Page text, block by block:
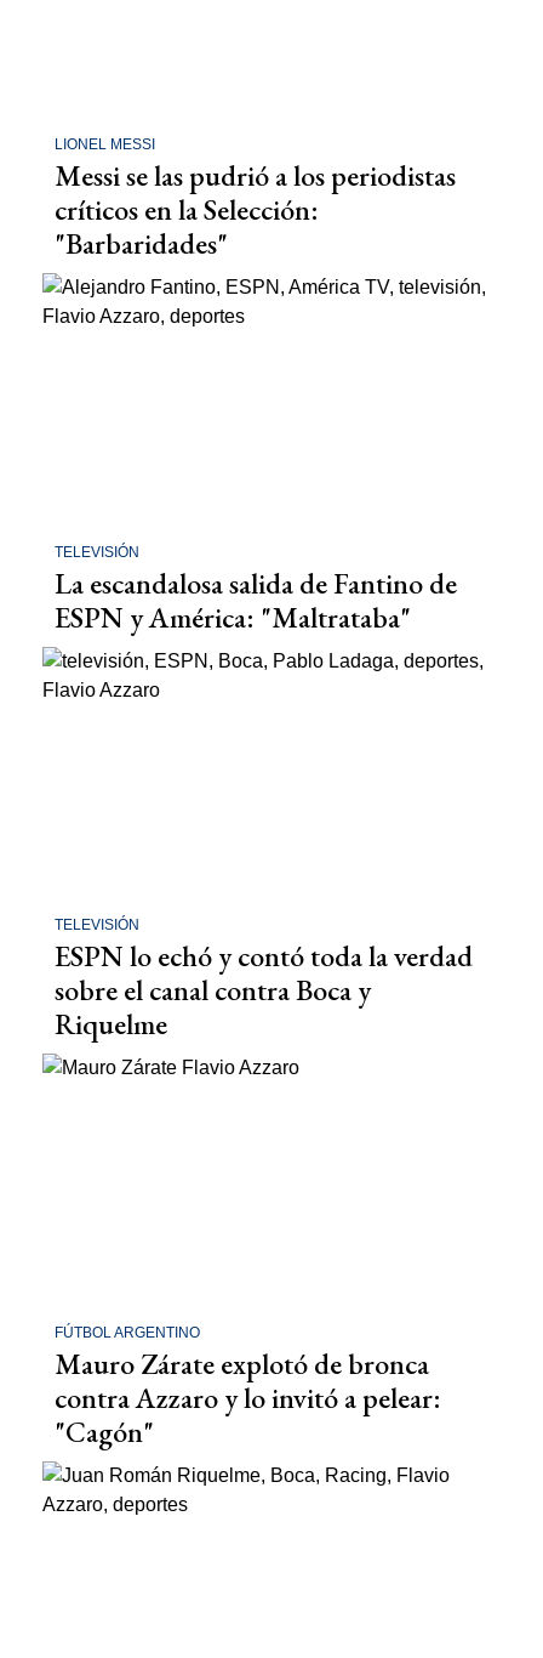
LIONEL MESSI
Messi se las pudrió a los periodistas
críticos en la Selección:
"Barbaridades"
TELEVISIÓN
La escandalosa salida de Fantino de
ESPN y América: "Maltrataba"
TELEVISIÓN
ESPN lo echó y contó toda la verdad
sobre el canal contra Boca y
Riquelme
FÚTBOL ARGENTINO
Mauro Zárate explotó de bronca
contra Azzaro y lo invitó a pelear:
"Cagón"